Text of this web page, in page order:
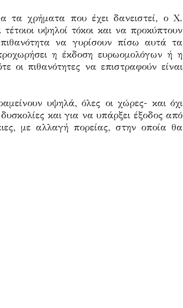
τα χρήματα που έχει δανειστεί, ο Χ.
υψηλοί τόκοι και να προκύπτουν
να γυρίσουν πίσω αυτά τα
η έκδοση ευρωομολόγων ή η
οι πιθανότητες να επιστραφούν είναι
υψηλά, όλες οι χώρες- και όχι
και για να υπάρξει έξοδος από
με αλλαγή πορείας, στην οποία θα